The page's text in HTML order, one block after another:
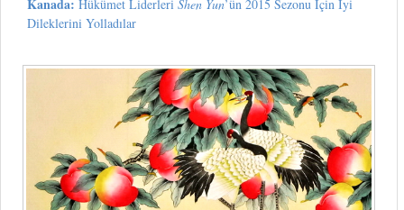
Kanada: Hükümet Liderleri Shen Yun’ün 2015 Sezonu İçin İyi
Dileklerini Yolladılar